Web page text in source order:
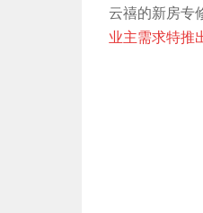
云禧的新房专
业主需求特推